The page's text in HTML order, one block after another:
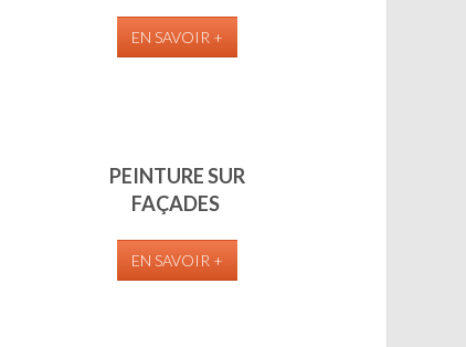
EN SAVOIR +
PEINTURE SUR
FAÇADES
EN SAVOIR +